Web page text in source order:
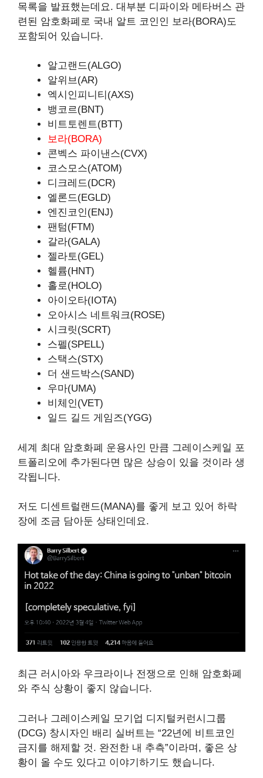
목록을 발표했는데요. 대부분 디파이와 메타버스 관
련된 암호화폐로 국내 알트 코인인 보라(BORA)도
포함되어 있습니다.
알고랜드(ALGO)
알위브(AR)
엑시인피니티(AXS)
뱅코르(BNT)
비트토렌트(BTT)
보라(BORA)
콘벡스 파이낸스(CVX)
코스모스(ATOM)
디크레드(DCR)
엘론드(EGLD)
엔진코인(ENJ)
팬텀(FTM)
갈라(GALA)
젤라토(GEL)
헬륨(HNT)
홀로(HOLO)
아이오타(IOTA)
오아시스 네트워크(ROSE)
시크릿(SCRT)
스펠(SPELL)
스택스(STX)
더 샌드박스(SAND)
우마(UMA)
비체인(VET)
일드 길드 게임즈(YGG)
세계 최대 암호화폐 운용사인 만큼 그레이스케일 포
트폴리오에 추가된다면 많은 상승이 있을 것이라 생
각됩니다.
저도 디센트럴랜드(MANA)를 좋게 보고 있어 하락
장에 조금 담아둔 상태인데요.
최근 러시아와 우크라이나 전쟁으로 인해 암호화폐
와 주식 상황이 좋지 않습니다.
그러나 그레이스케일 모기업 디지털커런시그룹
(DCG) 창시자인 배리 실버트는 “22년에 비트코인
금지를 해제할 것. 완전한 내 추측”이라며, 좋은 상
황이 올 수도 있다고 이야기하기도 했습니다.